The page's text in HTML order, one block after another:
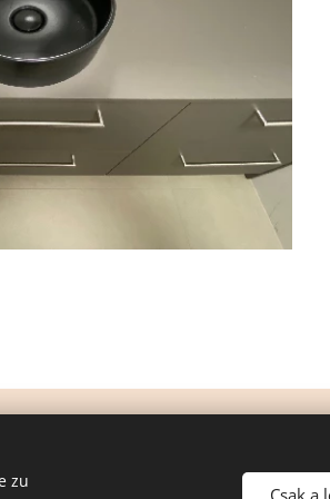
zu
Csak a